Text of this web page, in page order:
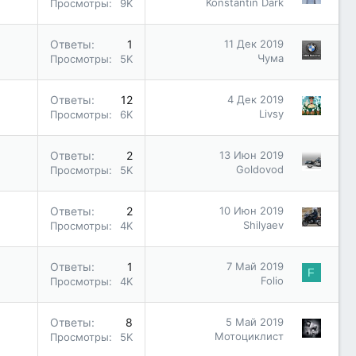
Просмотры 9K
Ответы 1
Просмотры 5K
11 Дек 2019
Чума
Ответы 12
Просмотры 6K
4 Дек 2019
Livsy
Ответы 2
Просмотры 5K
13 Июн 2019
Goldovod
Ответы 2
Просмотры 4K
10 Июн 2019
Shilyaev
Ответы 1
Просмотры 4K
7 Май 2019
Folio
F
Ответы 8
Просмотры 5K
5 Май 2019
Мотоциклист